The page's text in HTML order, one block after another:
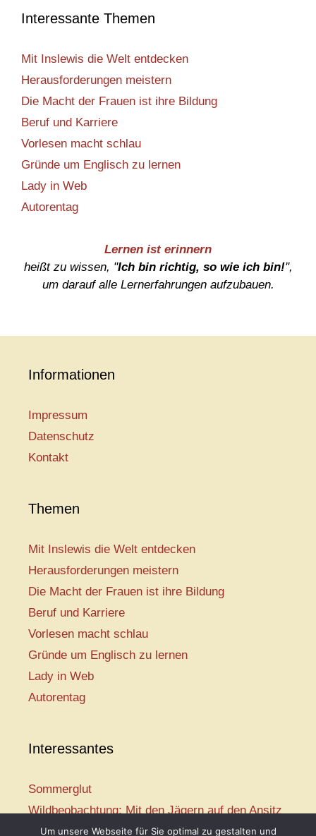
Interessante Themen
Mit Inslewis die Welt entdecken
Herausforderungen meistern
Die Macht der Frauen ist ihre Bildung
Beruf und Karriere
Vorlesen macht schlau
Gründe um Englisch zu lernen
Lady in Web
Autorentag
Lernen ist erinnern
heißt zu wissen, "Ich bin richtig, so wie ich bin!",
um darauf alle Lernerfahrungen aufzubauen.
Informationen
Impressum
Datenschutz
Kontakt
Themen
Mit Inslewis die Welt entdecken
Herausforderungen meistern
Die Macht der Frauen ist ihre Bildung
Beruf und Karriere
Vorlesen macht schlau
Gründe um Englisch zu lernen
Lady in Web
Autorentag
Interessantes
Sommerglut
Wildbeobachtung: Mit den Jägern auf den Ansitz
Mir ist so heiß
Um unsere Webseite für Sie optimal zu gestalten und